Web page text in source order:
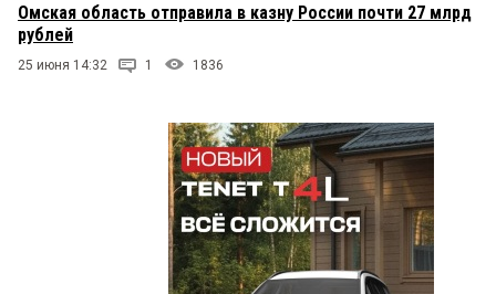
Омская область отправила в казну России почти 27 млрд
рублей
25 июня 14:32 1 1836